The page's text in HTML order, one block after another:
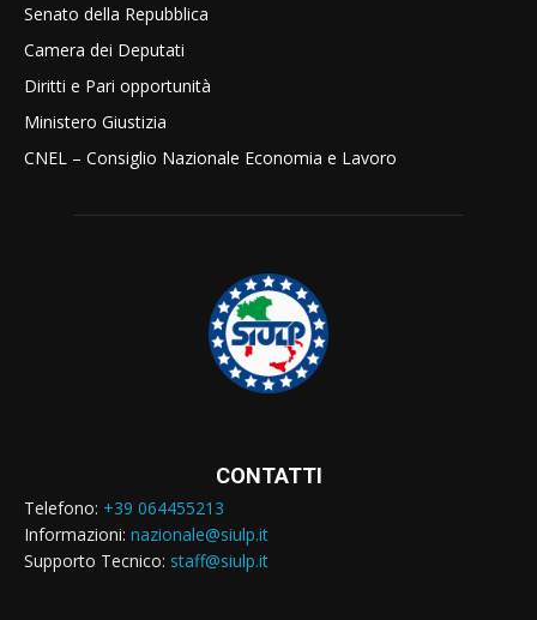
Senato della Repubblica
Camera dei Deputati
Diritti e Pari opportunità
Ministero Giustizia
CNEL – Consiglio Nazionale Economia e Lavoro
CONTATTI
Telefono: +39 064455213
Informazioni: nazionale@siulp.it
Supporto Tecnico: staff@siulp.it